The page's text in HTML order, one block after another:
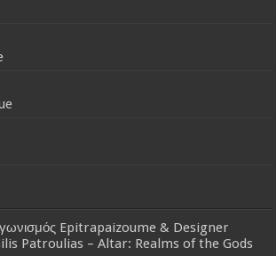
Epitrapaizoume & Designer
Patroulias – Altar: Realms of the Gods